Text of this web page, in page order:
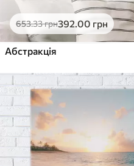
653.33грн392.00 грн
Абстракція